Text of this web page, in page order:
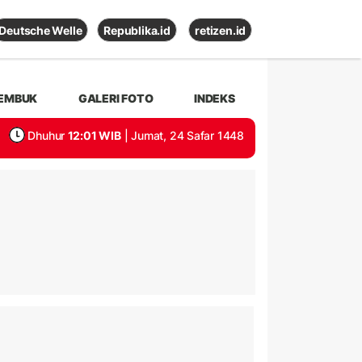
Deutsche Welle Republika.id retizen.id
GALERI FOTO INDEKS
Dhuhur 12:01 WIB | Jumat, 24 Safar 1448